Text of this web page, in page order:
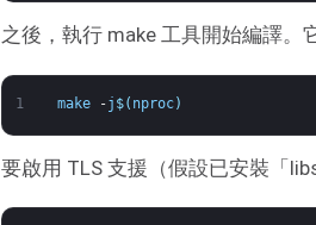
之後，執行 make 工具開始編譯。
1 make -j $( nproc)
要啟用 TLS 支援（假設已安裝「